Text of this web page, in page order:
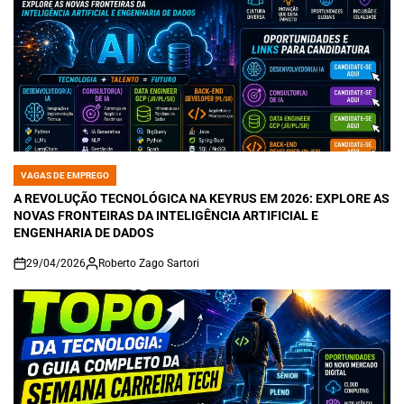
POSTED
IN
VAGAS DE EMPREGO
A REVOLUÇÃO TECNOLÓGICA NA KEYRUS EM 2026: EXPLORE AS
NOVAS FRONTEIRAS DA INTELIGÊNCIA ARTIFICIAL E
ENGENHARIA DE DADOS
on
29/04/2026 Roberto Zago Sartori